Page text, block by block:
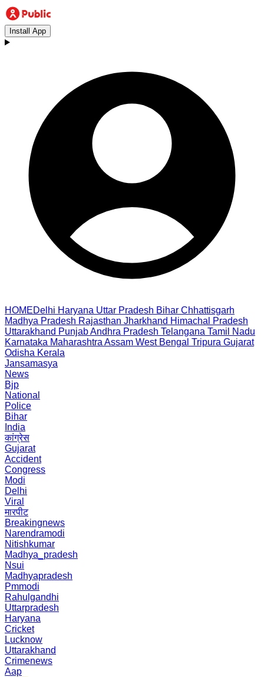
Install App
HOMEDelhi Haryana Uttar Pradesh Bihar Chhattisgarh
Madhya Pradesh Rajasthan Jharkhand Himachal Pradesh
Uttarakhand PunjabAndhra Pradesh Telangana Tamil Nadu
Karnataka Maharashtra Assam West Bengal Tripura Gujarat
Odisha Kerala
Jansamasya
News
Bjp
National
Police
Bihar
India
कांग्रेस
Gujarat
Accident
Congress
Modi
Delhi
Viral
मारपीट
Breakingnews
Narendramodi
Nitishkumar
Madhya_pradesh
Nsui
Madhyapradesh
Pmmodi
Rahulgandhi
Uttarpradesh
Haryana
Cricket
Lucknow
Uttarakhand
Crimenews
Aap